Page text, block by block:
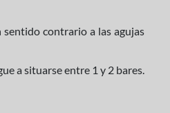
sentido contrario a las agujas
a situarse entre 1 y 2 bares.